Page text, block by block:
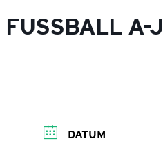
FUSSBALL A-
DATUM